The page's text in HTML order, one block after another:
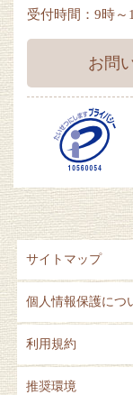
受付時間：9時～
お問
サイトマップ
個人情報保護につ
利用規約
推奨環境